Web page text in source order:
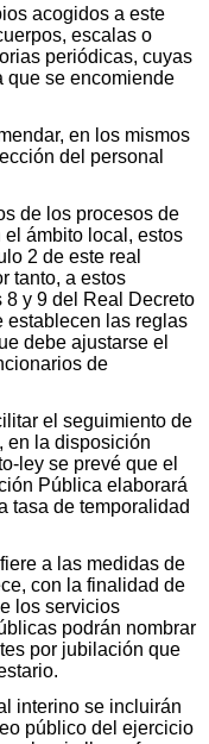
acogidos a este
escalas o
periódicas, cuyas
que se encomiende
en los mismos
del personal
de los procesos de
ámbito local, estos
2 de este real
tanto, a estos
y 9 del Real Decreto
establecen las reglas
debe ajustarse el
de
el seguimiento de
en la disposición
ley se prevé que el
Pública elaborará
tasa de temporalidad
a las medidas de
con la finalidad de
los servicios
podrán nombrar
por jubilación que
interino se incluirán
público del ejercicio